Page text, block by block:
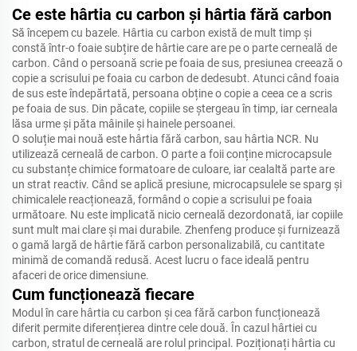
Ce este hârtia cu carbon și hârtia fără carbon
Să începem cu bazele. Hârtia cu carbon există de mult timp și
constă într-o foaie subțire de hârtie care are pe o parte cerneală de
carbon. Când o persoană scrie pe foaia de sus, presiunea creează o
copie a scrisului pe foaia cu carbon de dedesubt. Atunci când foaia
de sus este îndepărtată, persoana obține o copie a ceea ce a scris
pe foaia de sus. Din păcate, copiile se ștergeau în timp, iar cerneala
lăsa urme și păta mâinile și hainele persoanei.
O soluție mai nouă este hârtia fără carbon, sau hârtia NCR. Nu
utilizează cerneală de carbon. O parte a foii conține microcapsule
cu substanțe chimice formatoare de culoare, iar cealaltă parte are
un strat reactiv. Când se aplică presiune, microcapsulele se sparg și
chimicalele reacționează, formând o copie a scrisului pe foaia
următoare. Nu este implicată nicio cerneală dezordonată, iar copiile
sunt mult mai clare și mai durabile. Zhenfeng produce și furnizează
o gamă largă de hârtie fără carbon personalizabilă, cu cantitate
minimă de comandă redusă. Acest lucru o face ideală pentru
afaceri de orice dimensiune.
Cum funcționează fiecare
Modul în care hârtia cu carbon și cea fără carbon funcționează
diferit permite diferențierea dintre cele două. În cazul hârtiei cu
carbon, stratul de cerneală are rolul principal. Poziționați hârtia cu